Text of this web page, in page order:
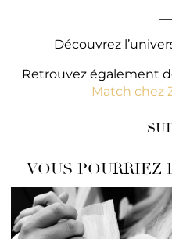
Découvrez
Retrouvez également
Match chez
VOUS POURRIEZ